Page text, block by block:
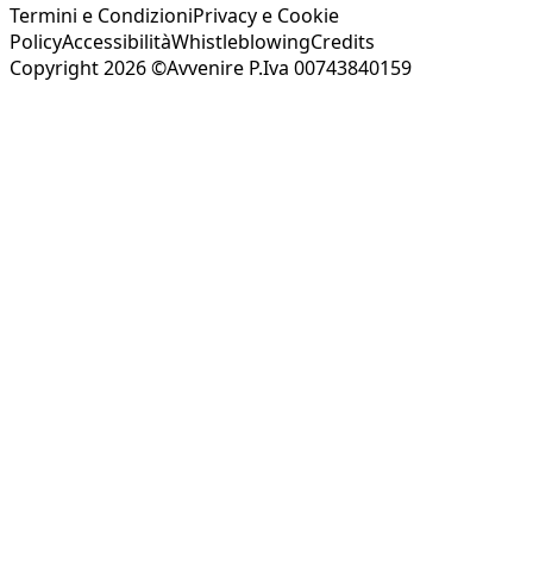
Termini e CondizioniPrivacy e Cookie
PolicyAccessibilitàWhistleblowingCredits
Copyright 2026 ©Avvenire P.Iva 00743840159